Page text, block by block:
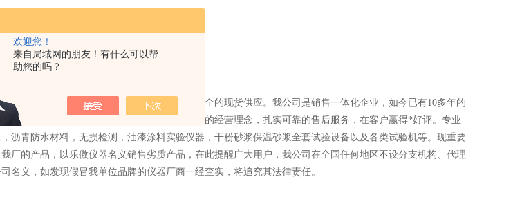
欢迎您！
来自局域网的朋友！有什么可以帮
助您的吗？
产品，如想了解请，我们将一如既往以品种齐全的现货供应。我公司是销售一体化企业，如今已有10多年的
，精密的设备，科学的管理体制，以灵活多样的经营理念，扎实可靠的售后服务，在客户赢得*好评。专业
沥青防水材料，无损检测，油漆涂料实验仪器，干粉砂浆保温砂浆全套试验设备以及各类试验机等。现重要
厂的产品，以乐傲仪器名义销售劣质产品，在此提醒广大用户，我公司在全国任何地区不设分支机构、代理
名义，如发现假冒我单位品牌的仪器厂商一经查实，将追究其法律责任。